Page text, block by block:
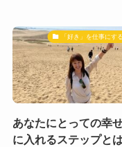
「好き」を仕事にす
あなたにとっての幸
に入れるステップと